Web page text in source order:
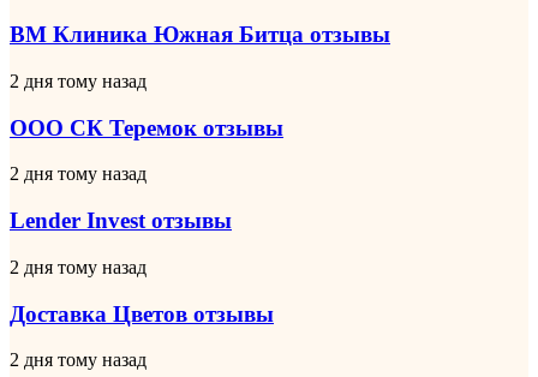
Южная
отзывы
ВМ Клиника Южная Битца отзывы
ООО
Теремок
отзывы
2 дня тому назад
ООО СК Теремок отзывы
Lender
отзывы
2 дня тому назад
Lender Invest отзывы
Доставка
отзывы
2 дня тому назад
Доставка Цветов отзывы
Rich
2 дня тому назад